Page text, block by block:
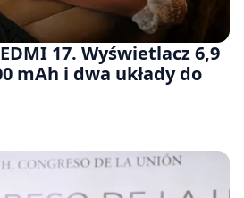
17. Wyświetlacz 6,9
mAh i dwa układy do